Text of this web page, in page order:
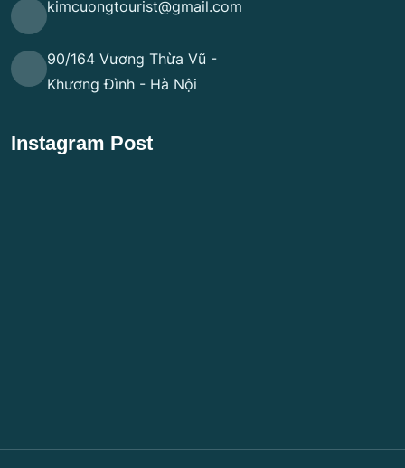
kimcuongtourist@gmail.com
90/164 Vương Thừa Vũ -
Khương Đình - Hà Nội
Instagram Post